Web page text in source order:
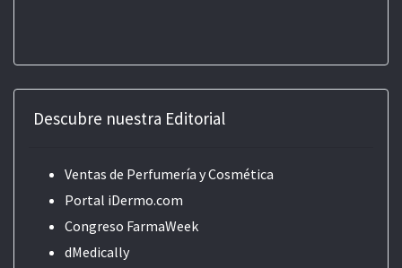
Descubre nuestra Editorial
Ventas de Perfumería y Cosmética
Portal iDermo.com
Congreso FarmaWeek
dMedically